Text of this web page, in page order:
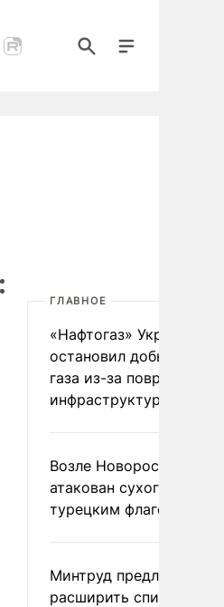
ГЛАВНОЕ
«Нафтогаз» Украины
остановил добычу
газа из-за повреждения
инфраструктуры
Возле Новороссийска
атакован сухогруз под
турецким флагом
Минтруд предложил
расширить список